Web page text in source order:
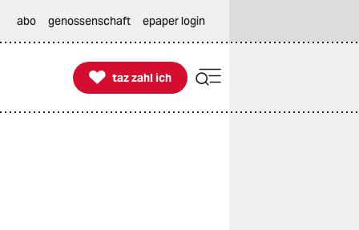
abo genossenschaft epaper login

taz zahl ich
taz zahl ich